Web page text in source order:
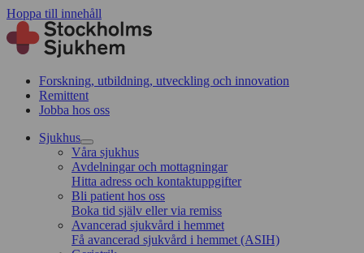
Hoppa till innehåll
Forskning, utbildning, utveckling och innovation
Remittent
Jobba hos oss
Sjukhus
Våra sjukhus
Avdelningar och mottagningar
Hitta adress och kontaktuppgifter
Bli patient hos oss
Boka tid själv eller via remiss
Avancerad sjukvård i hemmet
Få avancerad sjukvård i hemmet (ASIH)